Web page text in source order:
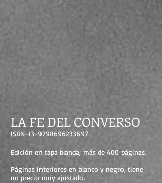
LA FE DEL CONVERSO
ISBN-13-9798696233697
Edición en tapa blanda, más de 400 páginas.
Páginas interiores en blanco y negro, tiene
un precio muy ajustado.